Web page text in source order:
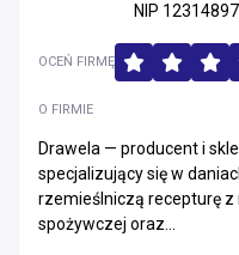
NIP
O FIRMIE
Drawela — producent i
specjalizujący się w
rzemieślniczą recepturę
spożywczej oraz...
OCEŃ FIRMĘ